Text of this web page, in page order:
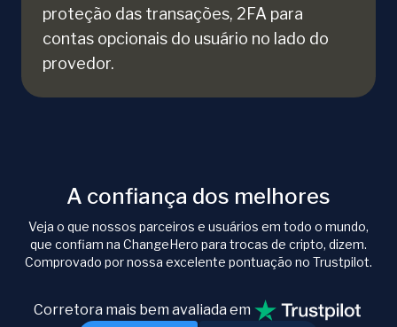
proteção das transações, 2FA para
contas opcionais do usuário no lado do
provedor.
A confiança dos melhores
Veja o que nossos parceiros e usuários em todo o mundo,
que confiam na ChangeHero para trocas de cripto, dizem.
Comprovado por nossa excelente pontuação no Trustpilot.
Corretora mais bem avaliada em